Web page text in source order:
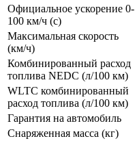
Официальное ускорение 0-
100 км/ч (с)
Максимальная скорость
(км/ч)
Комбинированный расход
топлива NEDC (л/100 км)
WLTC комбинированный
расход топлива (л/100 км)
Гарантия на автомобиль
Снаряженная масса (кг)